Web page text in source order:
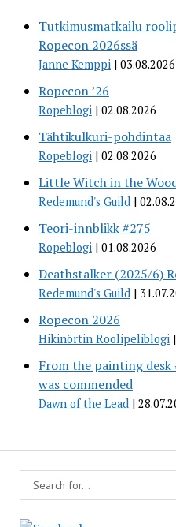
Tutkimusmatkailu
Ropecon 2026ssä
Janne Kemppi 03.08.2026
Ropecon ’26
Ropeblogi 02.08.2026
Tähtikulkuri-pohdintaa
Ropeblogi 02.08.2026
Little Witch in the
Redemund's Guild
Teori-innblikk #275
Ropeblogi 01.08.2026
Deathstalker (2025/6)
Redemund's Guild
Ropecon 2026
Hikinörtin Roolipeliblogi
From the painting desk
was commended
Dawn of the Lead